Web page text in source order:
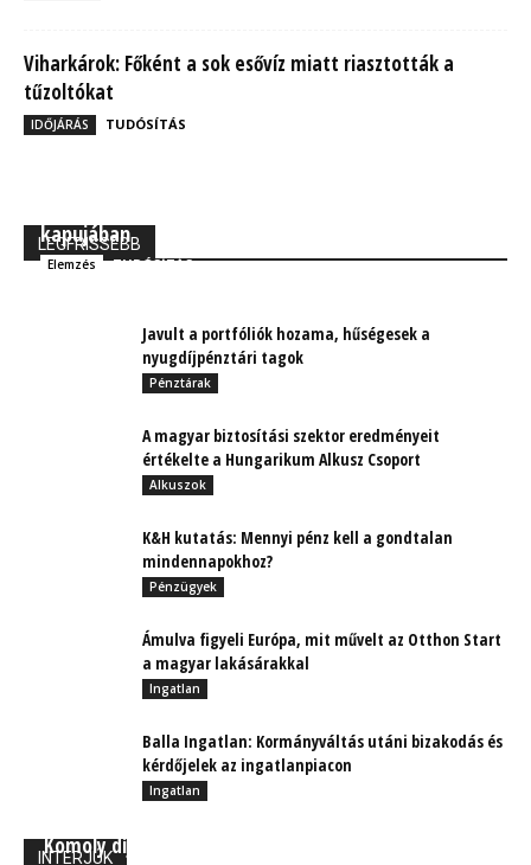
Viharkárok: Főként a sok esővíz miatt riasztották a
tűzoltókat
IDŐJÁRÁS TUDÓSÍTÁS
LEGFRISSEBB
kapujában
Elemzés TUDÓSÍTÁS
Javult a portfóliók hozama, hűségesek a
nyugdíjpénztári tagok
Pénztárak
A magyar biztosítási szektor eredményeit
értékelte a Hungarikum Alkusz Csoport
Alkuszok
K&H kutatás: Mennyi pénz kell a gondtalan
mindennapokhoz?
Pénzügyek
Ámulva figyeli Európa, mit művelt az Otthon Start
a magyar lakásárakkal
Ingatlan
Balla Ingatlan: Kormányváltás utáni bizakodás és
kérdőjelek az ingatlanpiacon
Ingatlan
INTERJÚK
Komoly díjat nyert az UNION Biztosító!